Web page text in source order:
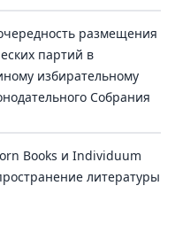
размещения
партий в
избирательному
Собрания
Books и Individuum
литературы